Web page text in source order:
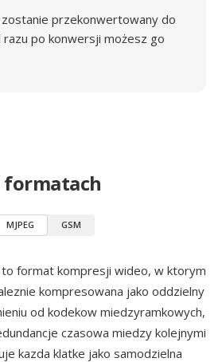
zostanie przekonwertowany do
po konwersji możesz go
formatach
MJPEG GSM
to format kompresji wideo, w ktorym
kompresowana jako oddzielny
od kodekow miedzyramkowych,
czasowa miedzy kolejnymi
kazda klatke jako samodzielna